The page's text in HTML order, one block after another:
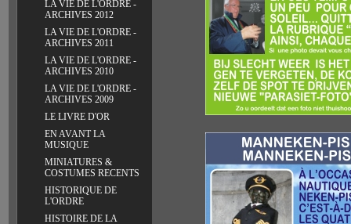
LA VIE DE L'ORDRE -
ARCHIVES 2012
LA VIE DE L'ORDRE -
ARCHIVES 2011
LA VIE DE L'ORDRE -
ARCHIVES 2010
LA VIE DE L'ORDRE -
ARCHIVES 2009
LE LIVRE D'OR
EN AVANT LA
MUSIQUE
MINIATURES &
COSTUMES RECENTS
HISTORIQUE DE
L'ORDRE
HISTOIRE DE LA